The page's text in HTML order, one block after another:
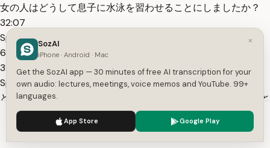
女の人はどうして息子に水泳を習わせることにしましたか？
32:07
Speaker A
6番 日本語学校の先生が話しています。
32:13
Speaker A
どのグループもインタビューで必ず聞かなければならないこと
は何ですか？
33:23
Speaker B
We use cookies to enhance your experience.
×
SozAI
iPhone · Android · Mac
Get the SozAI app — 30 minutes of free AI transcription for your
own audio: lectures, meetings, voice memos and YouTube. 99+
languages.
App Store Google Play